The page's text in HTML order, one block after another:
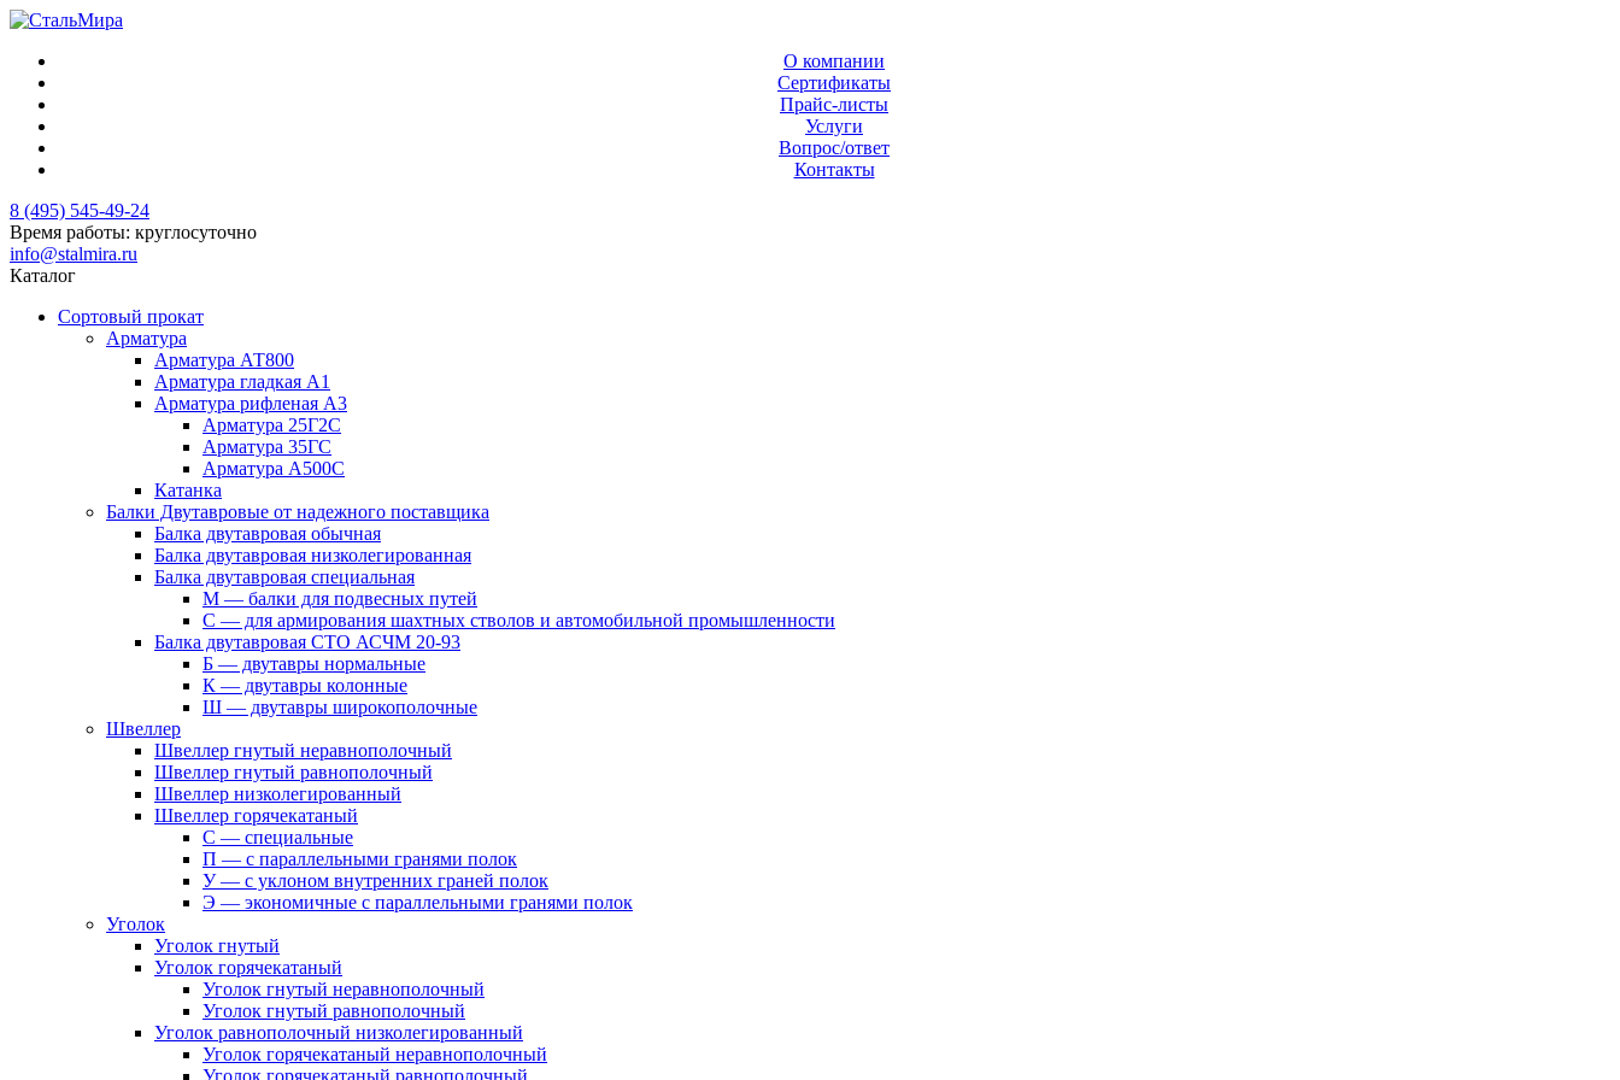
О компании
Сертификаты
Прайс-листы
Услуги
Вопрос/ответ
Контакты
8 (495) 545-49-24
Время работы: круглосуточно
info@stalmira.ru
Каталог
Сортовый прокат
Арматура
Арматура АТ800
Арматура гладкая А1
Арматура рифленая А3
Арматура 25Г2С
Арматура 35ГС
Арматура А500С
Катанка
Балки Двутавровые от надежного поставщика
Балка двутавровая обычная
Балка двутавровая низколегированная
Балка двутавровая специальная
М — балки для подвесных путей
С — для армирования шахтных стволов и автомобильной промышленности
Балка двутавровая СТО АСЧМ 20-93
Б — двутавры нормальные
К — двутавры колонные
Ш — двутавры широкополочные
Швеллер
Швеллер гнутый неравнополочный
Швеллер гнутый равнополочный
Швеллер низколегированный
Швеллер горячекатаный
С — специальные
П — с параллельными гранями полок
У — с уклоном внутренних граней полок
Э — экономичные с параллельными гранями полок
Уголок
Уголок гнутый
Уголок горячекатаный
Уголок гнутый неравнополочный
Уголок гнутый равнополочный
Уголок равнополочный низколегированный
Уголок горячекатаный неравнополочный
Уголок горячекатаный равнополочный